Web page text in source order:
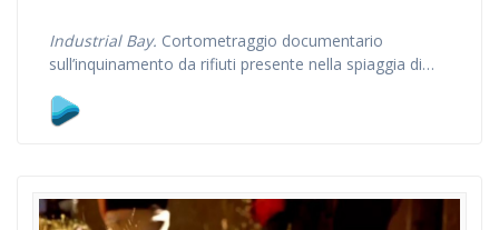
Industrial Bay. Cortometraggio documentario
sull’inquinamento da rifiuti presente nella spiaggia di…